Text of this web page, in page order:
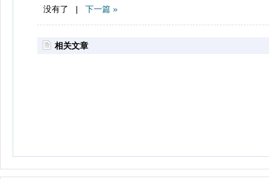
没有了 | 下一篇 »
相关文章